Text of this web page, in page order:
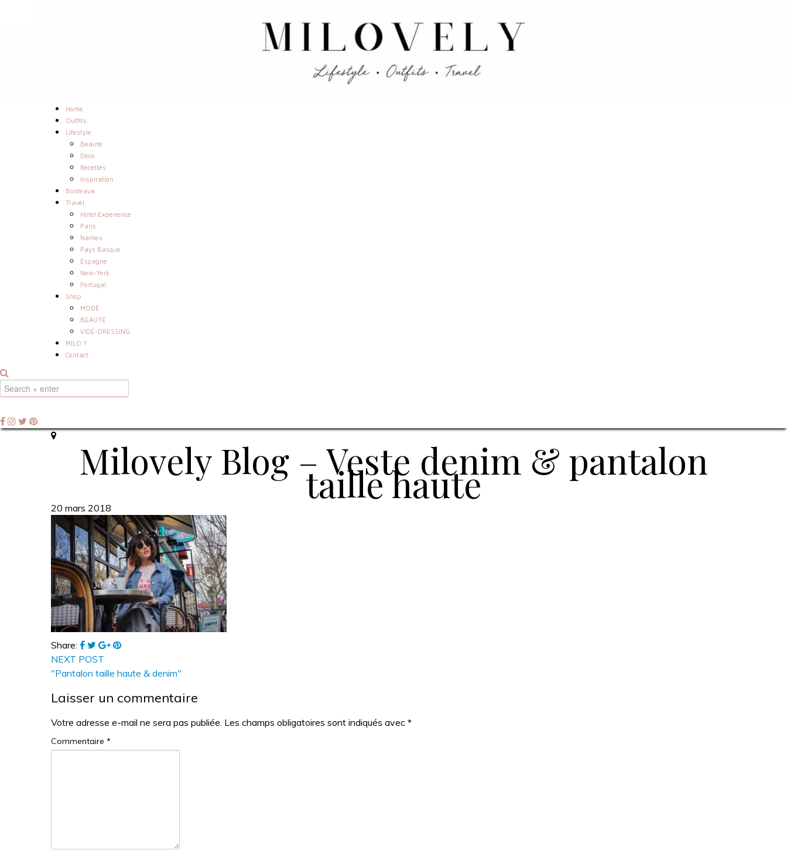
Home
Outfits
Lifestyle
Beauté
Déco
Recettes
Inspiration
Bordeaux
Travel
Hotel Experience
Paris
Nantes
Pays Basque
Espagne
New-York
Portugal
Shop
MODE
BEAUTÉ
VIDE-DRESSING
MILO ?
Contact
Milovely Blog – Veste denim & pantalon
taille haute
20 mars 2018
Share:
NEXT POST
"Pantalon taille haute & denim"
Laisser un commentaire
Votre adresse e-mail ne sera pas publiée. Les champs obligatoires sont indiqués avec *
Commentaire *